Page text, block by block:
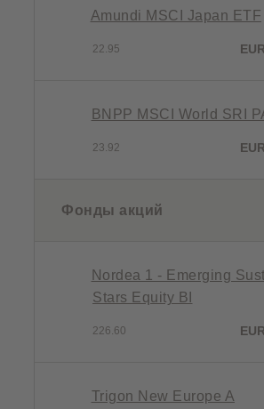
Amundi MSCI Japan ETF
22.95
BNPP MSCI World SRI
23.92
Фонды акций
Nordea 1 - Emerging
Stars Equity BI
226.60
Trigon New Europe A